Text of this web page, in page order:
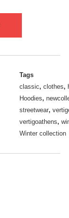
Tags
classic, clothes,
Hoodies,
streetwear,
vertigoathens,
Winter collection